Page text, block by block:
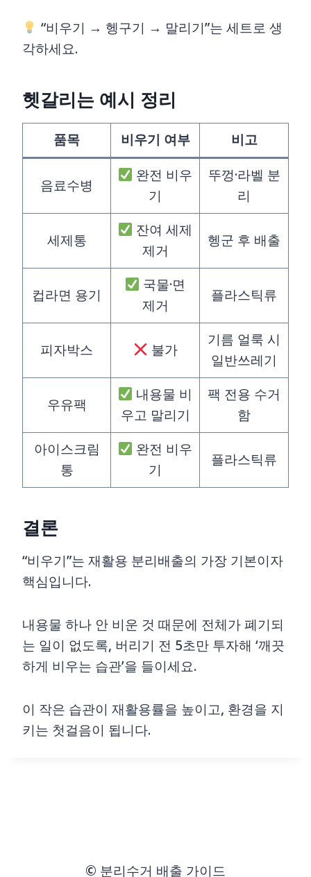
“비우기 → 헹구기 → 말리기”는 세트로 생
각하세요.
헷갈리는 예시 정리
품목 비우기 여부
비고
음료수병
완전 비우
기
뚜껑·라벨 분
리
세제통
잔여 세제
제거
헹군 후 배출
컵라면 용기
국물·면
제거
플라스틱류
피자박스
불가 기름 얼룩 시
일반쓰레기
우유팩
내용물 비
우고 말리기
팩 전용 수거
함
아이스크림
통
완전 비우
기 플라스틱류
결론
“비우기”는 재활용 분리배출의 가장 기본이자
핵심입니다.
내용물 하나 안 비운 것 때문에 전체가 폐기되
는 일이 없도록, 버리기 전 5초만 투자해 ‘깨끗
하게 비우는 습관’을 들이세요.
이 작은 습관이 재활용률을 높이고, 환경을 지
키는 첫걸음이 됩니다.
© 분리수거 배출 가이드